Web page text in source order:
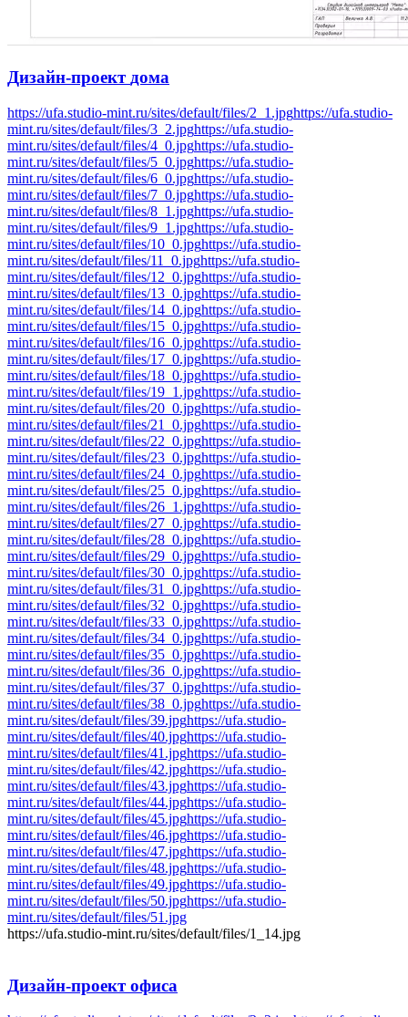
Дизайн-проект дома
https://ufa.studio-mint.ru/sites/default/files/2_1.jpghttps://ufa.studio-
mint.ru/sites/default/files/3_2.jpghttps://ufa.studio-
mint.ru/sites/default/files/4_0.jpghttps://ufa.studio-
mint.ru/sites/default/files/5_0.jpghttps://ufa.studio-
mint.ru/sites/default/files/6_0.jpghttps://ufa.studio-
mint.ru/sites/default/files/7_0.jpghttps://ufa.studio-
mint.ru/sites/default/files/8_1.jpghttps://ufa.studio-
mint.ru/sites/default/files/9_1.jpghttps://ufa.studio-
mint.ru/sites/default/files/10_0.jpghttps://ufa.studio-
mint.ru/sites/default/files/11_0.jpghttps://ufa.studio-
mint.ru/sites/default/files/12_0.jpghttps://ufa.studio-
mint.ru/sites/default/files/13_0.jpghttps://ufa.studio-
mint.ru/sites/default/files/14_0.jpghttps://ufa.studio-
mint.ru/sites/default/files/15_0.jpghttps://ufa.studio-
mint.ru/sites/default/files/16_0.jpghttps://ufa.studio-
mint.ru/sites/default/files/17_0.jpghttps://ufa.studio-
mint.ru/sites/default/files/18_0.jpghttps://ufa.studio-
mint.ru/sites/default/files/19_1.jpghttps://ufa.studio-
mint.ru/sites/default/files/20_0.jpghttps://ufa.studio-
mint.ru/sites/default/files/21_0.jpghttps://ufa.studio-
mint.ru/sites/default/files/22_0.jpghttps://ufa.studio-
mint.ru/sites/default/files/23_0.jpghttps://ufa.studio-
mint.ru/sites/default/files/24_0.jpghttps://ufa.studio-
mint.ru/sites/default/files/25_0.jpghttps://ufa.studio-
mint.ru/sites/default/files/26_1.jpghttps://ufa.studio-
mint.ru/sites/default/files/27_0.jpghttps://ufa.studio-
mint.ru/sites/default/files/28_0.jpghttps://ufa.studio-
mint.ru/sites/default/files/29_0.jpghttps://ufa.studio-
mint.ru/sites/default/files/30_0.jpghttps://ufa.studio-
mint.ru/sites/default/files/31_0.jpghttps://ufa.studio-
mint.ru/sites/default/files/32_0.jpghttps://ufa.studio-
mint.ru/sites/default/files/33_0.jpghttps://ufa.studio-
mint.ru/sites/default/files/34_0.jpghttps://ufa.studio-
mint.ru/sites/default/files/35_0.jpghttps://ufa.studio-
mint.ru/sites/default/files/36_0.jpghttps://ufa.studio-
mint.ru/sites/default/files/37_0.jpghttps://ufa.studio-
mint.ru/sites/default/files/38_0.jpghttps://ufa.studio-
mint.ru/sites/default/files/39.jpghttps://ufa.studio-
mint.ru/sites/default/files/40.jpghttps://ufa.studio-
mint.ru/sites/default/files/41.jpghttps://ufa.studio-
mint.ru/sites/default/files/42.jpghttps://ufa.studio-
mint.ru/sites/default/files/43.jpghttps://ufa.studio-
mint.ru/sites/default/files/44.jpghttps://ufa.studio-
mint.ru/sites/default/files/45.jpghttps://ufa.studio-
mint.ru/sites/default/files/46.jpghttps://ufa.studio-
mint.ru/sites/default/files/47.jpghttps://ufa.studio-
mint.ru/sites/default/files/48.jpghttps://ufa.studio-
mint.ru/sites/default/files/49.jpghttps://ufa.studio-
mint.ru/sites/default/files/50.jpghttps://ufa.studio-
mint.ru/sites/default/files/51.jpg
https://ufa.studio-mint.ru/sites/default/files/1_14.jpg
Дизайн-проектофиса